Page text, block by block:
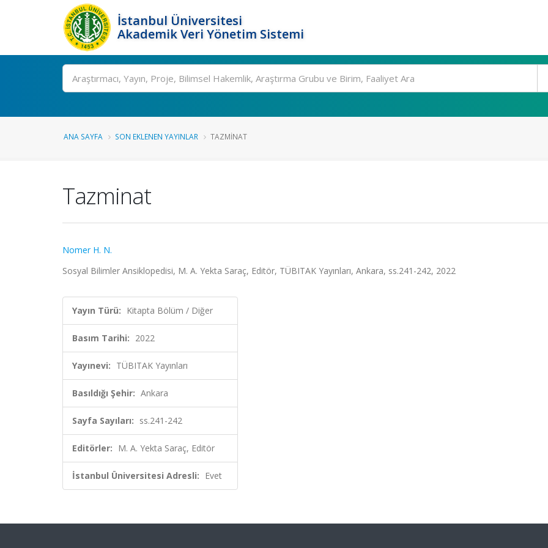
İstanbul Üniversitesi
Akademik Veri Yönetim Sistemi
Ara
ANA SAYFA SON EKLENEN YAYINLAR TAZMINAT
Tazminat
Nomer H. N.
Sosyal Bilimler Ansiklopedisi, M. A. Yekta Saraç, Editör, TÜBITAK Yayınları, Ankara, ss.241-242, 2022
Yayın Türü: Kitapta Bölüm / Diğer
Basım Tarihi: 2022
Yayınevi: TÜBITAK Yayınları
Basıldığı Şehir: Ankara
Sayfa Sayıları: ss.241-242
Editörler: M. A. Yekta Saraç, Editör
İstanbul Üniversitesi Adresli: Evet